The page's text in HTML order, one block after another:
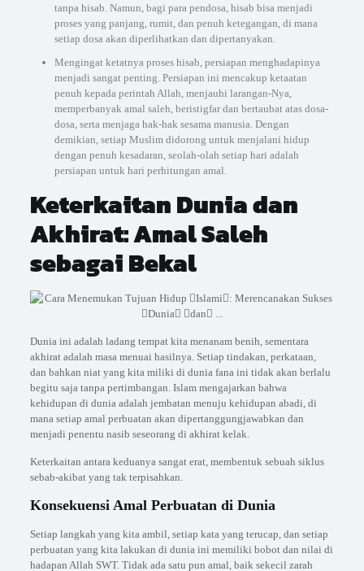
tanpa hisab. Namun, bagi para pendosa, hisab bisa menjadi
proses yang panjang, rumit, dan penuh ketegangan, di mana
setiap dosa akan diperlihatkan dan dipertanyakan.
Mengingat ketatnya proses hisab, persiapan menghadapinya
menjadi sangat penting. Persiapan ini mencakup ketaatan
penuh kepada perintah Allah, menjauhi larangan-Nya,
memperbanyak amal saleh, beristigfar dan bertaubat atas dosa-
dosa, serta menjaga hak-hak sesama manusia. Dengan
demikian, setiap Muslim didorong untuk menjalani hidup
dengan penuh kesadaran, seolah-olah setiap hari adalah
persiapan untuk hari perhitungan amal.
Keterkaitan Dunia dan
Akhirat: Amal Saleh
sebagai Bekal
Dunia ini adalah ladang tempat kita menanam benih, sementara
akhirat adalah masa menuai hasilnya. Setiap tindakan, perkataan,
dan bahkan niat yang kita miliki di dunia fana ini tidak akan berlalu
begitu saja tanpa pertimbangan. Islam mengajarkan bahwa
kehidupan di dunia adalah jembatan menuju kehidupan abadi, di
mana setiap amal perbuatan akan dipertanggungjawabkan dan
menjadi penentu nasib seseorang di akhirat kelak.
Keterkaitan antara keduanya sangat erat, membentuk sebuah siklus
sebab-akibat yang tak terpisahkan.
Konsekuensi Amal Perbuatan di Dunia
Setiap langkah yang kita ambil, setiap kata yang terucap, dan setiap
perbuatan yang kita lakukan di dunia ini memiliki bobot dan nilai di
hadapan Allah SWT. Tidak ada satu pun amal, baik sekecil zarah